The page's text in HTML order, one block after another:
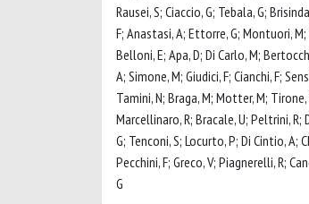
Rausei, S; Ciaccio, G; Tebala, G;
F; Anastasi, A; Ettorre, G; Montuori,
Belloni, E; Apa, D; Di Carlo, M;
A; Simone, M; Giudici, F; Cianchi, F;
Tamini, N; Braga, M; Motter, M;
Marcellinaro, R; Bracale, U; Peltrini,
G; Tenconi, S; Locurto, P; Di Cintio, A;
Pecchini, F; Greco, V; Piagnerelli, R;
G